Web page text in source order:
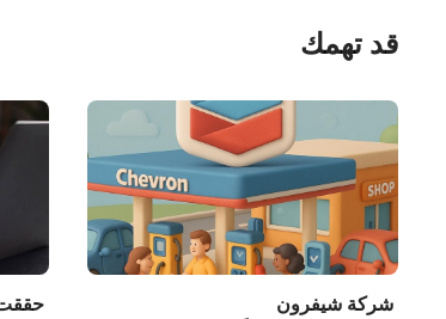
قد تهمك
شركة شيفرون